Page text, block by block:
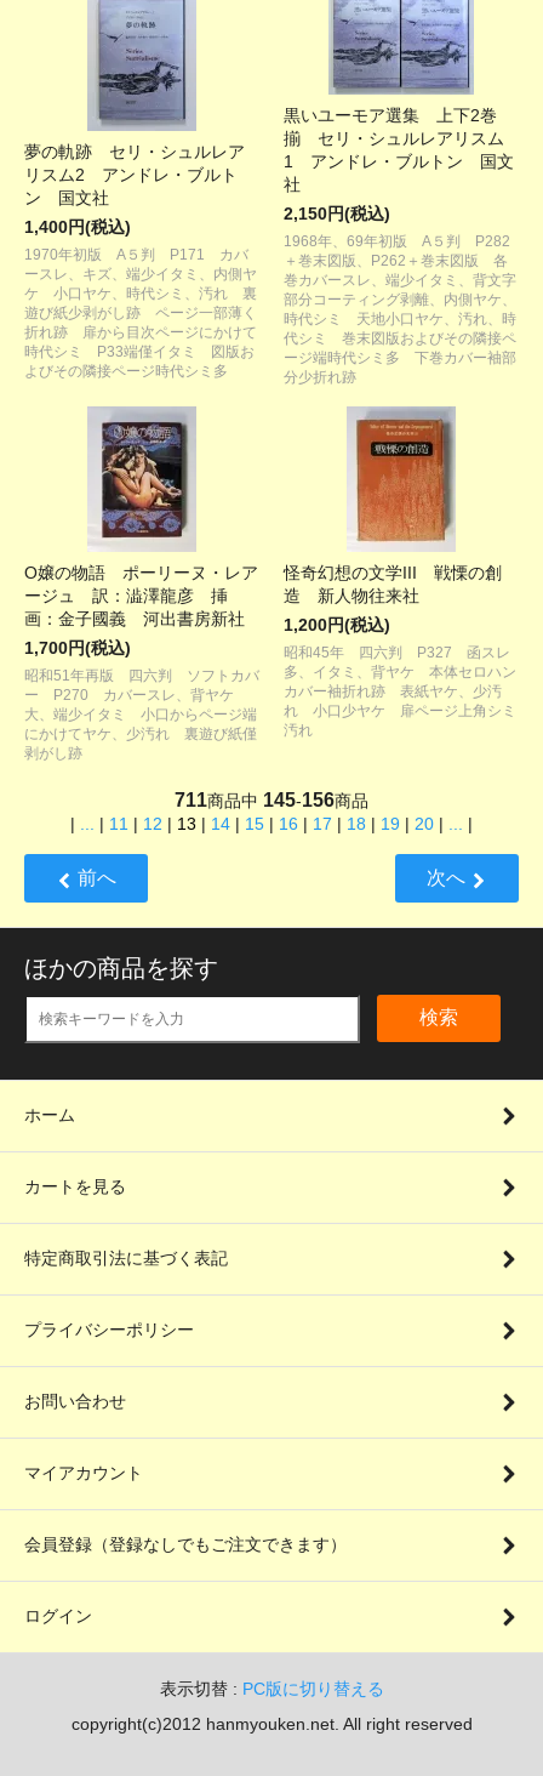
夢の軌跡 セリ・シュルレア
リスム2 アンドレ・ブルト
ン 国文社
1,400円(税込)
1970年初版 A５判 P171 カバ
ースレ、キズ、端少イタミ、内側ヤ
ケ 小口ヤケ、時代シミ、汚れ 裏
遊び紙少剥がし跡 ページ一部薄く
折れ跡 扉から目次ページにかけて
時代シミ P33端僅イタミ 図版お
よびその隣接ページ時代シミ多
黒いユーモア選集 上下2巻
揃 セリ・シュルレアリスム
1 アンドレ・ブルトン 国文
社
2,150円(税込)
1968年、69年初版 A５判 P282
＋巻末図版、P262＋巻末図版 各
巻カバースレ、端少イタミ、背文字
部分コーティング剥離、内側ヤケ、
時代シミ 天地小口ヤケ、汚れ、時
代シミ 巻末図版およびその隣接ペ
ージ端時代シミ多 下巻カバー袖部
分少折れ跡
O嬢の物語 ポーリーヌ・レア
ージュ 訳：澁澤龍彦 挿
画：金子國義 河出書房新社
1,700円(税込)
昭和51年再版 四六判 ソフトカバ
ー P270 カバースレ、背ヤケ
大、端少イタミ 小口からページ端
にかけてヤケ、少汚れ 裏遊び紙僅
剥がし跡
怪奇幻想の文学III 戦慄の創
造 新人物往来社
1,200円(税込)
昭和45年 四六判 P327 函スレ
多、イタミ、背ヤケ 本体セロハン
カバー袖折れ跡 表紙ヤケ、少汚
れ 小口少ヤケ 扉ページ上角シミ
汚れ
711商品中 145-156商品
| ... | 11 | 12 | 13 | 14 | 15 | 16 | 17 | 18 | 19 | 20 | ... |
前へ 次へ
ほかの商品を探す
検索
ホーム
カートを見る
特定商取引法に基づく表記
プライバシーポリシー
お問い合わせ
マイアカウント
会員登録（登録なしでもご注文できます）
ログイン
表示切替 : PC版に切り替える
copyright(c)2012 hanmyouken.net. All right reserved